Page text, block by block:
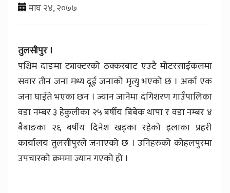
माघ २४, २०७७
तुलसीपुर ।
पश्चिम दाङमा ट्याक्टरको ठक्करबाट एउटै मोटरसाईकलमा
सवार तीन जना मध्य दूई जनाको मृत्यु भएको छ । अर्का एक
जना घाईते भएका छन । ज्यान जानेमा दंगिशरण गाउँपालिका
वडा नम्बर ३ हेकुलीका २५ बर्षीय बिबेक थापा र वडा नम्बर ४
बैबाङका २६ बर्षीय दिनेश खड्का रहेको इलाका प्रहरी
कार्यालय तुलसीपुरले जनाएको छ । उनिहरुको कोहलपुरमा
उपचारको क्रममा ज्यान गएको हो ।